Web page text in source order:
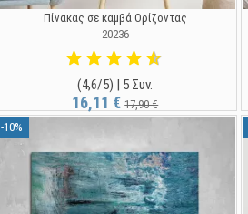
Πίνακας σε καμβά Ορίζοντας
20236
(4,6/5) | 5 Συν.
16,11 €17,90 €
-10%